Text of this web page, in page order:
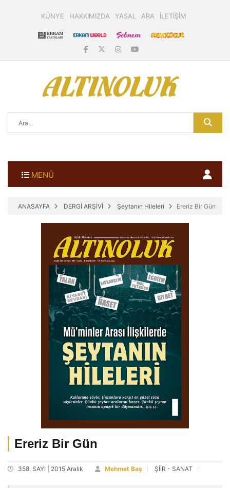
KÜNYE HAKKIMIZDA YASAL ARA İLETİŞİM
MENÜ
ANASAYFA DERGİ ARŞİVİ Şeytanın Hileleri Ereriz Bir Gün
Ereriz Bir Gün
358. SAYI | 2015 Aralık Mehmet Baş ŞİİR - SANAT